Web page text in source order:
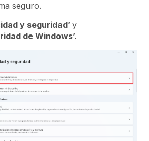
seguro.
y seguridad’ y
de Windows’.